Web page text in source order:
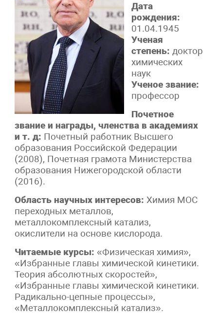
Дата
рождения:
01.04.1945
Ученая
степень: доктор
химических
наук
Ученое звание:
профессор
Почетное
звание и награды, членства в академиях
и т. д: Почетный работник Высшего
образования Российской Федерации
(2008), Почетная грамота Министерства
образования Нижегородской области
(2016).
Область научных интересов: Химия МОС
переходных металлов,
металлокомплексный катализ,
окислители на основе кислорода.
Читаемые курсы: «Физическая химия»,
«Избранные главы химической кинетики.
Теория абсолютных скоростей»,
«Избранные главы химической кинетики.
Радикально-цепные процессы»,
«Металлокомплексный катализ».